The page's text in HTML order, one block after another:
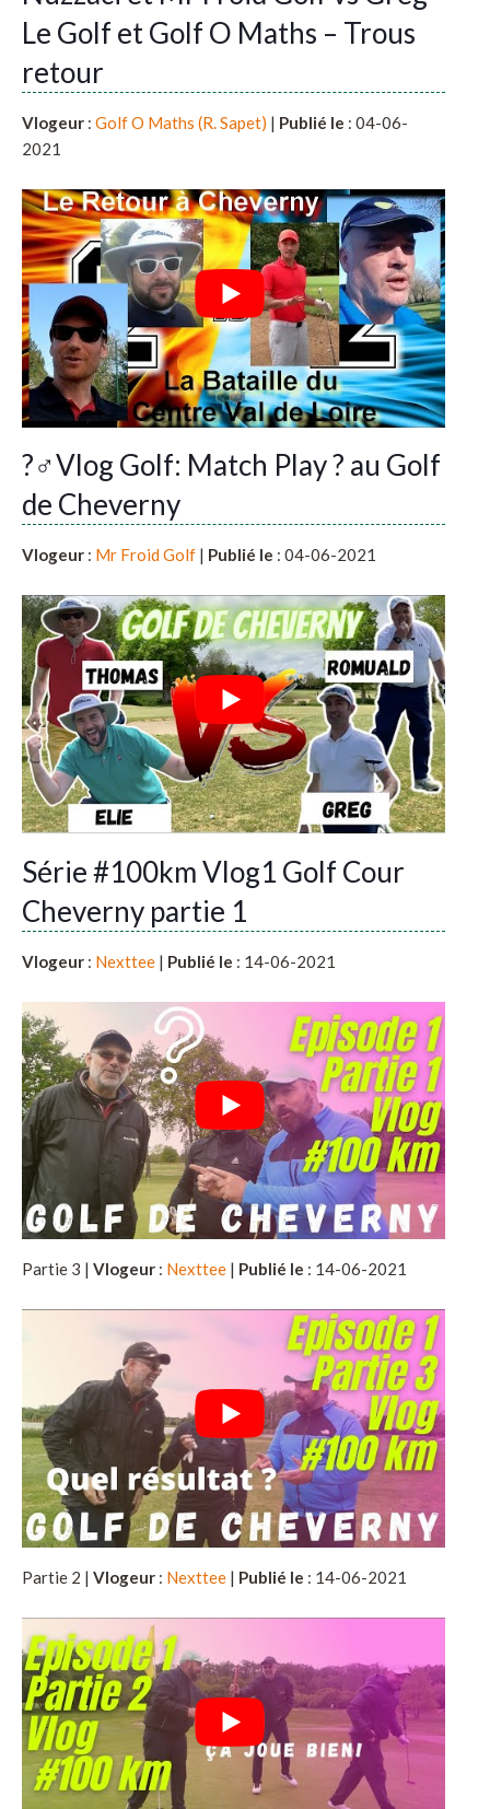
Le Golf et Golf O Maths – Trous
retour
Vlogeur : Golf O Maths (R. Sapet) | Publié le : 04-06-
2021
?️‍♂️Vlog Golf: Match Play ? au Golf
de Cheverny
Vlogeur : Mr Froid Golf | Publié le : 04-06-2021
Série #100km Vlog1 Golf Cour
Cheverny partie 1
Vlogeur : Nexttee | Publié le : 14-06-2021
Partie 3 | Vlogeur : Nexttee | Publié le : 14-06-2021
Partie 2 | Vlogeur : Nexttee | Publié le : 14-06-2021